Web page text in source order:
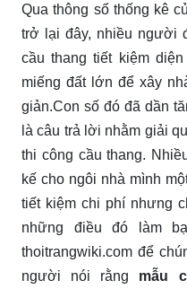
Qua thông số thống kê
trở lại đây, nhiều người
cầu thang tiết kiệm
miếng đất lớn để xây
giản.Con số đó đã dần
là câu trả lời nhằm giải
thi công cầu thang.
kế cho ngôi nhà mình
tiết kiệm chi phí nhưng
những điều đó làm
thoitrangwiki.com để
người nói rằng mẫu